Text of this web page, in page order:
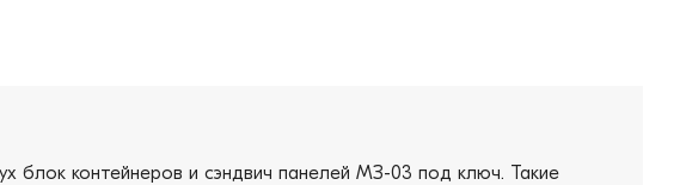
блок контейнеров и сэндвич панелей МЗ-03 под ключ. Такие